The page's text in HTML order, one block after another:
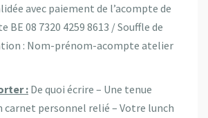
avec paiement de l’acompte de
BE 08 7320 4259 8613 / Souffle de
: Nom-prénom-acompte atelier
: De quoi écrire – Une tenue
carnet personnel relié – Votre lunch